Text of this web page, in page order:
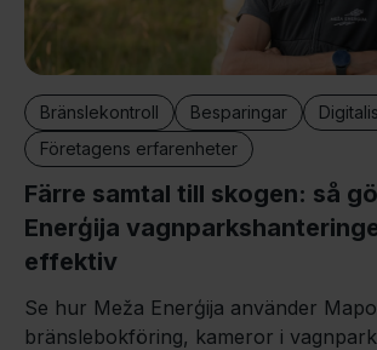
Bränslekontroll Besparingar
Företagens erfarenheter
Färre samtal till skogen: så
Enerģija
effektiv
Se hur Meža Enerģija använder
bränslebokföring, kameror i